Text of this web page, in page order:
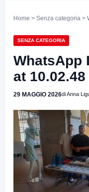
Home > Senza categoria >
SENZA CATEGORIA
WhatsApp
at 10.02.48
29 MAGGIO 2026di Anna